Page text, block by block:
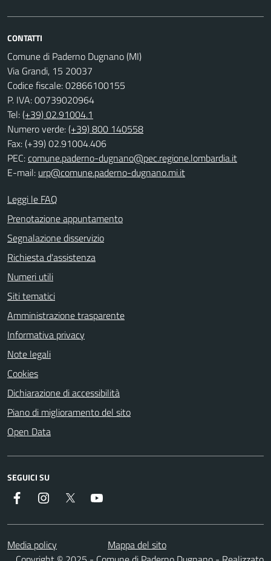
CONTATTI
Comune di Paderno Dugnano (MI)
Via Grandi, 15 20037
Codice fiscale: 02866100155
P. IVA: 00739020964
Tel:(+39) 02.91004.1
Numero verde:(+39) 800 140558
Fax: (+39) 02.91004.406
PEC:comune.paderno-dugnano@pec.regione.lombardia.it
E-mail: urp@comune.paderno-dugnano.mi.it
Leggi le FAQ
Prenotazione appuntamento
Segnalazione disservizio
Richiesta d'assistenza
Numeri utili
Siti tematici
Amministrazione trasparente
Informativa privacy
Note legali
Cookies
Dichiarazione di accessibilità
Piano di miglioramento del sito
Open Data
SEGUICI SU
Facebook InstagramTwitter
Media policy
Mappa del sito